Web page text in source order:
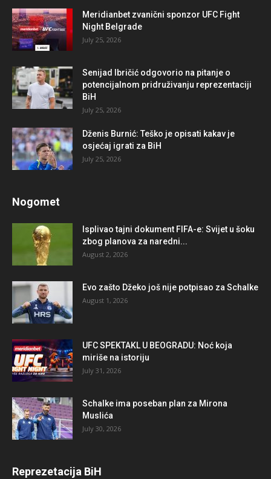
Meridianbet zvanični sponzor UFC Fight
Night Belgrade
July 25, 2026
Senijad Ibričić odgovorio na pitanje o
potencijalnom pridruživanju reprezentaciji
BiH
July 25, 2026
Dženis Burnić: Teško je opisati kakav je
osjećaj igrati za BiH
July 25, 2026
Nogomet
Isplivao tajni dokument FIFA-e: Svijet u šoku
zbog planova za naredni...
August 2, 2026
Evo zašto Džeko još nije potpisao za Schalke
August 1, 2026
UFC SPEKTAKL U BEOGRADU: Noć koja
miriše na istoriju
July 31, 2026
Schalke ima poseban plan za Mirona
Muslića
July 30, 2026
Reprezetacija BiH